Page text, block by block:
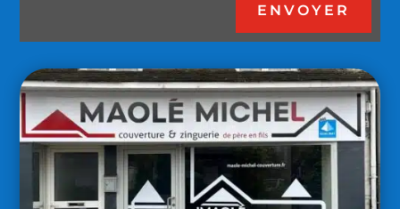
ENVOYER